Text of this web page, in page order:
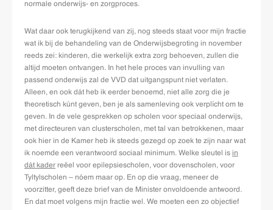
normale onderwijs- en zorgproces.
Wat daar ook terugkijkend van zij, nog steeds staat voor mijn fractie
wat ik bij de behandeling van de Onderwijsbegroting in november
reeds zei: kinderen, die werkelijk extra zorg behoeven, zullen die
altijd moeten ontvangen. In het hele proces van invulling van
passend onderwijs zal de VVD dat uitgangspunt niet verlaten.
Alleen, en ook dát heb ik eerder benoemd, niet alle zorg die je
theoretisch kúnt geven, ben je als samenleving ook verplícht om te
geven. In de vele gesprekken op scholen voor speciaal onderwijs,
met directeuren van clusterscholen, met tal van betrokkenen, maar
ook hier in de Kamer heb ik steeds gezegd op zoek te zijn naar wat
ik noemde een verantwoord sociaal minimum. Welke sleutel is in
dát kader reëel voor epilepsiescholen, voor dovenscholen, voor
Tyltylscholen – nóem maar op. En op die vraag, meneer de
voorzitter, geeft deze brief van de Minister onvoldoende antwoord.
En dat moet volgens mijn fractie wel. We moeten een zo objectief